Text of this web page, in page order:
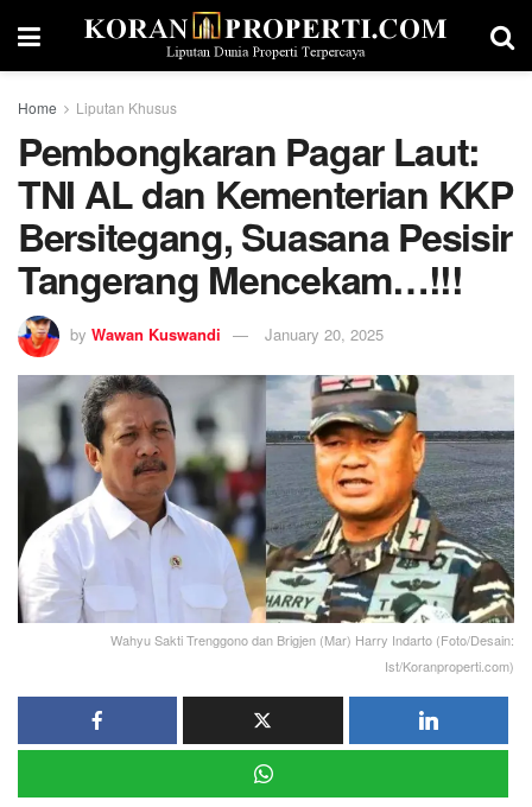
Home Liputan Khusus
Pembongkaran Pagar Laut:
TNI AL dan Kementerian KKP
Bersitegang, Suasana Pesisir
Tangerang Mencekam…!!!
by Wawan Kuswandi January 20, 2025
Wahyu Sakti Trenggono dan Brigjen (Mar) Harry Indarto (Foto/Desain:
Ist/Koranproperti.com)